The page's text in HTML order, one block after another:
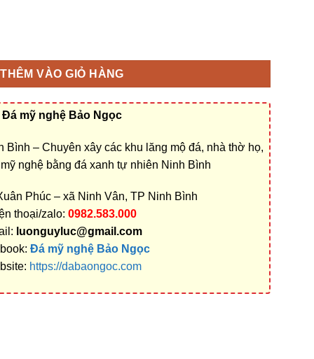
THÊM VÀO GIỎ HÀNG
Đá mỹ nghệ Bảo Ngọc
Bình – Chuyên xây các khu lăng mộ đá, nhà thờ họ,
nghệ bằng đá xanh tự nhiên Ninh Bình
Phúc – xã Ninh Vân, TP Ninh Bình
thoại/zalo: 0982.583.000
luonguyluc@gmail.com
Đá mỹ nghệ Bảo Ngọc
https://dabaongoc.com